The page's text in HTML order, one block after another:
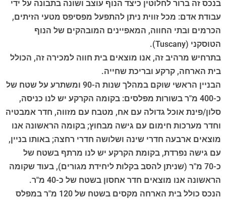
בנכס זה ברור לחלוטין כיצד הנוף עוצב ושונה בתבונה על ידי
עבודת אדם: מכל זווית ניתן להתפעל מפסיפס מטעי הזיתים,
הכרמים ובתי החווה, המאפיינים המובהקים של הנוף
הטוסקני (Tuscany).
בתרחיש מרהיב זה, אנו מוצאים בית חווה למכירה זה, הכולל
בית הארחה, קרקע ובריכת שחייה.
הבניין הראשי שוקם במהלך שנות ה-90 ומשתרע על שטח של
כ-400 מ"ר בשורות מפלסים: בקומה הקרקע יש לנו כניסה,
סלון/פינת אוכל גדולה עם אח, מטבח עם מזווה, חדר אמבטיה
וחדר מערכות חימום עם גישה מבחוץ; בקומה הראשונה אנו
מוצאים ארבעה חדרי שינה ושלושה חדרי רחצה; באותו בניין,
עם גישה נפרדת, בקומת הקרקע יש לנו מרתף בשטח של
כ-70 מ"ר (שניתן להסב בקלות ליחידת מגורים), בעוד שקומה
הראשונה אנו מוצאים חדר אחסון בשטח של כ-40 מ"ר.
הנכס כולל בית הארחה מקסים בשטח של 120 מ"ר במפלס